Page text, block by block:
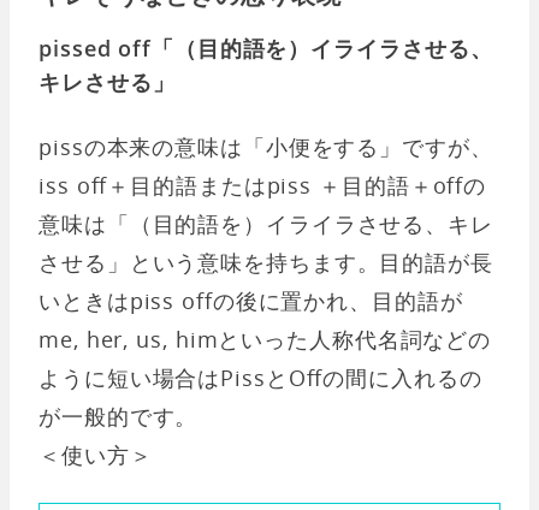
pissed off「（目的語を）イライラさせる、
キレさせる」
pissの本来の意味は「小便をする」ですが、
iss off＋目的語またはpiss ＋目的語＋offの
意味は「（目的語を）イライラさせる、キレ
させる」という意味を持ちます。目的語が長
いときはpiss offの後に置かれ、目的語が
me, her, us, himといった人称代名詞などの
ように短い場合はPissとOffの間に入れるの
が一般的です。
＜使い方＞